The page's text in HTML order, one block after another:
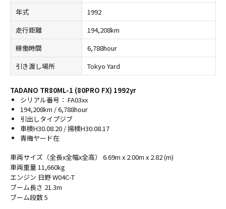
年式
1992
走行距離
194,208km
稼働時間
6,788hour
引き渡し場所
Tokyo Yard
TADANO TR80ML-1 (80PRO FX) 1992yr
シリアル番号： FA03xx
194,208km / 6,788hour
引出しタイプジブ
車検H30.08.20 / 揚検H30.08.17
青梅ヤード在
車両サイズ（全長x全幅x全高） 6.69m x 2.00m x 2.82 (m)
車両重量 11,660kg
エンジン 日野 W04C-T
ブーム長さ 21.3m
ブーム段数 5